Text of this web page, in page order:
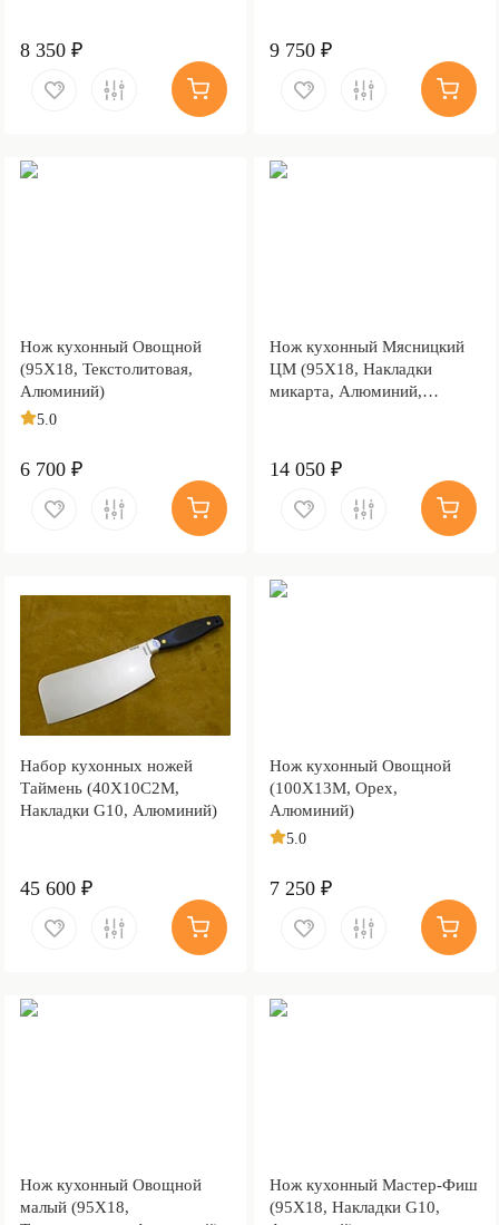
8 350 ₽ 9 750 ₽
Нож кухонный Овощной
(95Х18, Текстолитовая,
Алюминий)
5.0
6 700 ₽
Нож кухонный Мясницкий
ЦМ (95Х18, Накладки
микарта, Алюминий,
14 050 ₽
Набор кухонных ножей
Таймень (40Х10С2М,
Накладки G10, Алюминий)
45 600 ₽
Нож кухонный Овощной
(100Х13М, Орех,
Алюминий)
5.0
7 250 ₽
Нож кухонный Овощной
малый (95Х18,
Нож кухонный Мастер-Фиш
(95Х18, Накладки G10,